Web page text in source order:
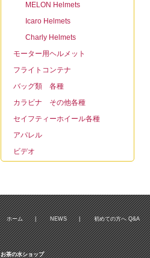
MELON Helmets
Icaro Helmets
Charly Helmets
モーター用ヘルメット
フライトコンテナ
バッグ類 各種
カラビナ その他各種
セイフティーホイール各種
アパレル
ビデオ
ホーム | NEWS | 初めての方へ Q&A
お茶の水ショップ